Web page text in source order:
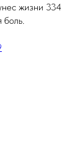
жизни 334
боль.